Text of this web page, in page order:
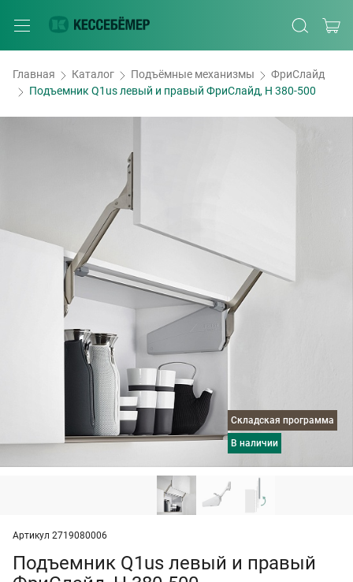
Главная Каталог Подъёмные механизмы
ФриСлайд
Подъемник Q1us левый и правый ФриСлайд, H 380-500
Складская программа
в наличии
Артикул 2719080006
Подъемник Q1us левый и правый